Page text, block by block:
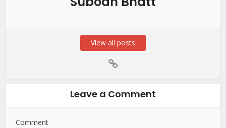
View all posts
Leave a Comment
Comment